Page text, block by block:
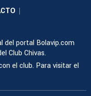
|
del portal Bolavip.com
Club Chivas.
el club. Para visitar el